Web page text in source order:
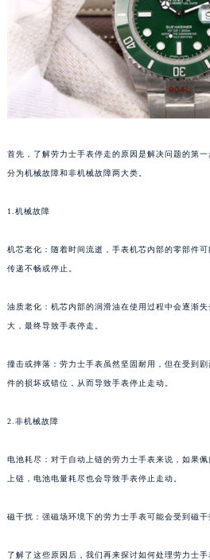
首先，了解劳力士手表停走的原因是解决问题的第
分为机械故障和非机械故障两大类。
1.机械故障
机芯老化：随着时间流逝，手表机芯内部的零部件
传递不畅或停止。
油质老化：机芯内部的润滑油在使用过程中会逐渐
大，最终导致手表停走。
撞击或摔落：劳力士手表虽然坚固耐用，但在受到
件的损坏或错位，从而导致手表停止走动。
2.非机械故障
电池耗尽：对于自动上链的劳力士手表来说，如果
上链，电池电量耗尽也会导致手表停止走动。
磁干扰：强磁场环境下的劳力士手表可能会受到磁干
了解了这些原因后，我们再来探讨如何处理劳力士手